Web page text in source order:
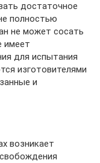
достаточное
полностью
не может сосать
имеет
для испытания
изготовителями
и
возникает